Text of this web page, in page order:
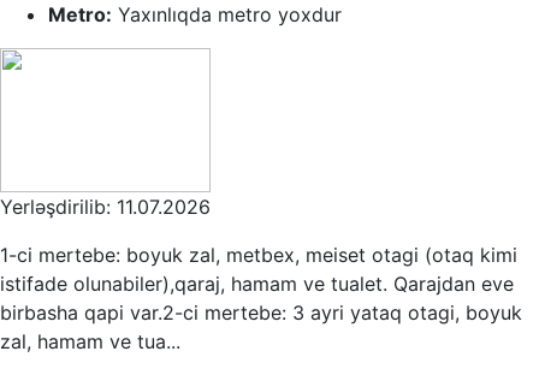
Metro: Yaxınlıqda metro yoxdur
Yerləşdirilib: 11.07.2026
1-ci mertebe: boyuk zal, metbex, meiset otagi (otaq kimi
istifade olunabiler),qaraj, hamam ve tualet. Qarajdan eve
birbasha qapi var.2-ci mertebe: 3 ayri yataq otagi, boyuk
zal, hamam ve tua...